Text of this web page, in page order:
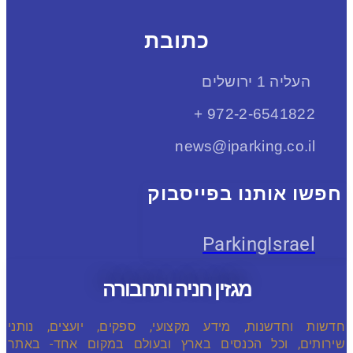
כתובת
העליה 1 ירושלים
972-2-6541822+
news@iparking.co.il
חפשו אותנו בפייסבוק
ParkingIsrael
מגזין חניה ותחבורה
חדשות וחדשנות, מידע מקצועי, ספקים, יועצים, נותני
שירותים, וכל הכנסים בארץ ובעולם במקום אחד- באתר